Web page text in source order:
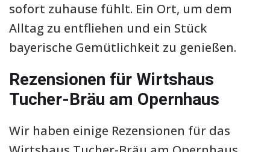
sofort zuhause fühlt. Ein Ort, um dem
Alltag zu entfliehen und ein Stück
bayerische Gemütlichkeit zu genießen.
Rezensionen für Wirtshaus
Tucher-Bräu am Opernhaus
Wir haben einige Rezensionen für das